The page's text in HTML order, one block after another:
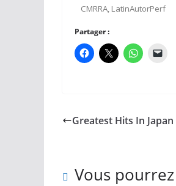
CMRRA, LatinAutorPerf
Partager :
Greatest Hits In Japan
Vous